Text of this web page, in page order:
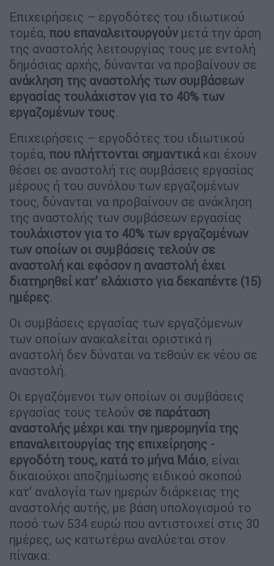
Επιχειρήσεις – εργοδότες του ιδιωτικού
τομέα, που επαναλειτουργούν μετά την άρση
της αναστολής λειτουργίας τους με εντολή
δημόσιας αρχής, δύνανται να προβαίνουν σε
ανάκληση της αναστολής των συμβάσεων
εργασίας τουλάχιστον για το 40% των
εργαζομένων τους.
Επιχειρήσεις – εργοδότες του ιδιωτικού
τομέα, που πλήττονται σημαντικάκαι έχουν
θέσει σε αναστολή τις συμβάσεις εργασίας
μέρους ή του συνόλου των εργαζομένων
τους, δύνανται να προβαίνουν σε ανάκληση
της αναστολής των συμβάσεων εργασίας
τουλάχιστον για το 40% των εργαζομένων
των οποίων οι συμβάσεις τελούν σε
αναστολή και εφόσον η αναστολή έχει
διατηρηθεί κατ’ ελάχιστο για δεκαπέντε (15)
ημέρες.
Οι συμβάσεις εργασίας των εργαζόμενων
των οποίων ανακαλείται οριστικά η
αναστολή δεν δύναται να τεθούν εκ νέου σε
αναστολή.
Οι εργαζόμενοι των οποίων οι συμβάσεις
εργασίας τους τελούν σε παράταση
αναστολής μέχρι και την ημερομηνία της
επαναλειτουργίας της επιχείρησης -
εργοδότη τους, κατά το μήνα Μάιο, είναι
δικαιούχοι αποζημίωσης ειδικού σκοπού
κατ’ αναλογία των ημερών διάρκειας της
αναστολής αυτής, με βάση υπολογισμού το
ποσό των 534 ευρώ που αντιστοιχεί στις 30
ημέρες, ως κατωτέρω αναλύεται στον
πίνακα: